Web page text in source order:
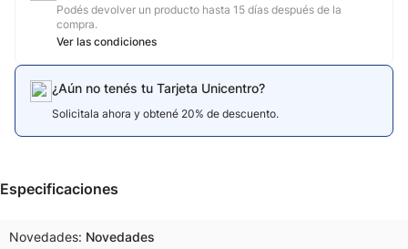
Podés devolver un producto hasta 15 días después de la
compra.
Ver las condiciones
¿Aún no tenés tu Tarjeta Unicentro?
Solicitala ahora y obtené 20% de descuento.
Especificaciones
Novedades Novedades